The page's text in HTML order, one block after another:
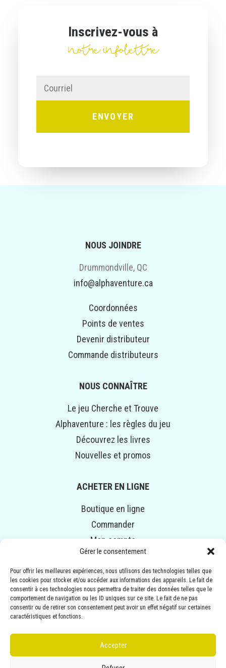
Gérer le consentement
Pour offrir les meilleures expériences, nous utilisons des technologies telles que
les cookies pour stocker et/ou accéder aux informations des appareils. Le fait de
consentir à ces technologies nous permettra de traiter des données telles que le
comportement de navigation ou les ID uniques sur ce site. Le fait de ne pas
consentir ou de retirer son consentement peut avoir un effet négatif sur certaines
caractéristiques et fonctions.
Accepter
Inscrivez-vous à
notre infolettre
NOUS JOINDRE
Drummondville, QC
info@alphaventure.ca
Coordonnées
Points de ventes
Devenir distributeur
Commande distributeurs
NOUS CONNAÎTRE
Le jeu Cherche et Trouve
Alphaventure : les règles du jeu
Découvrez les livres
Nouvelles et promos
ACHETER EN LIGNE
Boutique en ligne
Commander
Mon compte
Panier
© COPYRIGHT 2014-2024 ALPHAVENTURE. TOUS DROITS
RÉSERVÉS.
Illustrations :ANNEMARIE BOURGEOIS | Conception :
EMBLÈME COMMUNICATION
Politiques de confidentialité